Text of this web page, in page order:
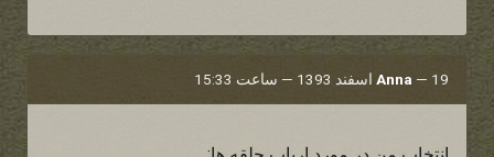
Anna — 19 اسفند 1393 — ساعت 15:33